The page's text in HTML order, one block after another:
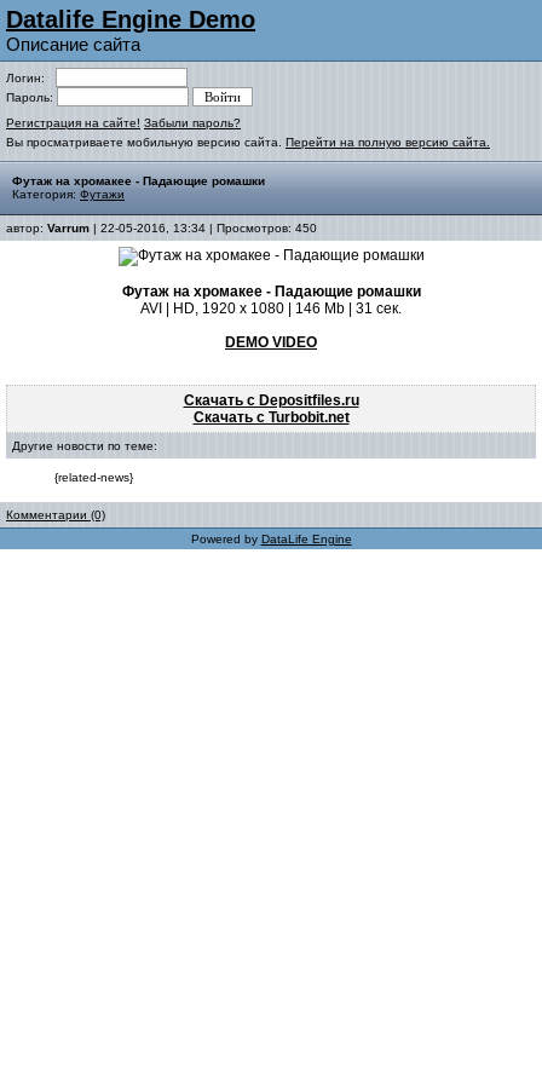
Datalife Engine Demo
Описание сайта
Логин:
Пароль:
Регистрация на сайте! Забыли пароль?
Вы просматриваете мобильную версию сайта. Перейти на полную версию сайта.
Футаж на хромакее - Падающие ромашки
Категория: Футажи
автор: Varrum | 22-05-2016, 13:34 | Просмотров: 450
Футаж на хромакее - Падающие ромашки
AVI | HD, 1920 x 1080 | 146 Mb | 31 сек.
DEMO VIDEO
Скачать с Depositfiles.ru
Скачать с Turbobit.net
Другие новости по теме:
{related-news}
Комментарии (0)
Powered by DataLife Engine